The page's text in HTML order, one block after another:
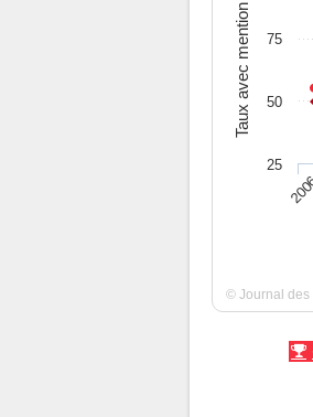
Taux avec mention
25
50
75
© Journal des